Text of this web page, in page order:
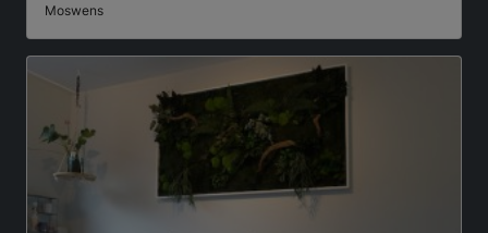
Moswens